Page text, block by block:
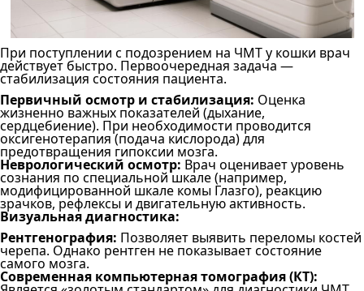
При поступлении с подозрением на ЧМТ у кошки врач
действует быстро. Первоочередная задача —
стабилизация состояния пациента.
Первичный осмотр и стабилизация: Оценка
жизненно важных показателей (дыхание,
сердцебиение). При необходимости проводится
оксигенотерапия (подача кислорода) для
предотвращения гипоксии мозга.
Неврологический осмотр: Врач оценивает уровень
сознания по специальной шкале (например,
модифицированной шкале комы Глазго), реакцию
зрачков, рефлексы и двигательную активность.
Визуальная диагностика:
Рентгенография: Позволяет выявить переломы костей
черепа. Однако рентген не показывает состояние
самого мозга.
Современная компьютерная томография (КТ):